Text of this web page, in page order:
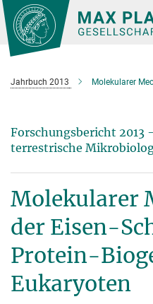
Hauptinhalt
Jahrbuch 2013 Molekularer
Forschungsbericht
terrestrische
Molekularer
der Eisen-
Protein-
Eukaryoten